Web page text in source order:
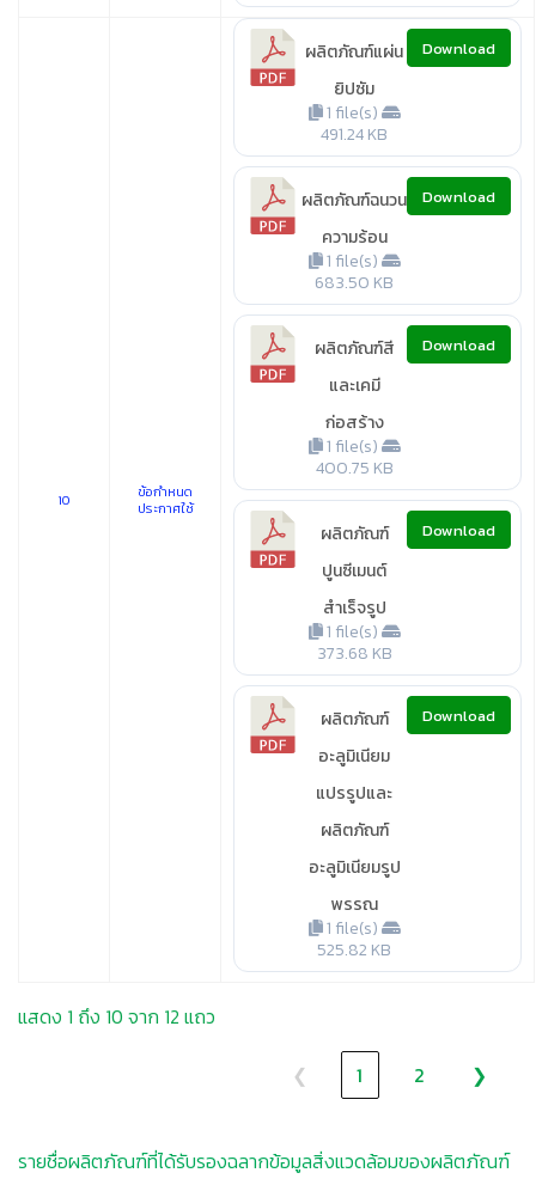
10
ข้อกำหนด
ประกาศใช้
ผลิตภัณฑ์แผ่น
ยิปซัม
1 file(s)
491.24 KB
Download
ผลิตภัณฑ์ฉนวน
ความร้อน
1 file(s)
683.50 KB
Download
ผลิตภัณฑ์สี
และเคมี
ก่อสร้าง
1 file(s)
400.75 KB
Download
ผลิตภัณฑ์
ปูนซีเมนต์
สำเร็จรูป
1 file(s)
373.68 KB
Download
ผลิตภัณฑ์
อะลูมิเนียม
แปรรูปและ
ผลิตภัณฑ์
อะลูมิเนียมรูป
พรรณ
1 file(s)
525.82 KB
Download
แสดง 1 ถึง 10 จาก 12 แถว
❮ 1 2 ❯
รายชื่อผลิตภัณฑ์ที่ได้รับรองฉลากข้อมูลสิ่งแวดล้อมของผลิตภัณฑ์